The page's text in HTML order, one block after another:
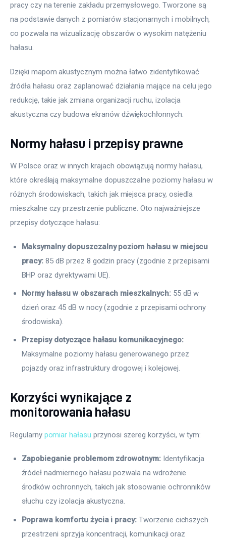
pracy czy na terenie zakładu przemysłowego. Tworzone są
na podstawie danych z pomiarów stacjonarnych i mobilnych,
co pozwala na wizualizację obszarów o wysokim natężeniu
hałasu.
Dzięki mapom akustycznym można łatwo zidentyfikować
źródła hałasu oraz zaplanować działania mające na celu jego
redukcję, takie jak zmiana organizacji ruchu, izolacja
akustyczna czy budowa ekranów dźwiękochłonnych.
Normy hałasu i przepisy prawne
W Polsce oraz w innych krajach obowiązują normy hałasu,
które określają maksymalne dopuszczalne poziomy hałasu w
różnych środowiskach, takich jak miejsca pracy, osiedla
mieszkalne czy przestrzenie publiczne. Oto najważniejsze
przepisy dotyczące hałasu:
Maksymalny dopuszczalny poziom hałasu w miejscu
pracy: 85 dB przez 8 godzin pracy (zgodnie z przepisami
BHP oraz dyrektywami UE).
Normy hałasu w obszarach mieszkalnych:55 dB w
dzień oraz 45 dB w nocy (zgodnie z przepisami ochrony
środowiska).
Przepisy dotyczące hałasu komunikacyjnego:
Maksymalne poziomy hałasu generowanego przez
pojazdy oraz infrastruktury drogowej i kolejowej.
Korzyści wynikające z
monitorowania hałasu
Regularny pomiar hałasu przynosi szereg korzyści, w tym:
Zapobieganie problemom zdrowotnym:Identyfikacja
źródeł nadmiernego hałasu pozwala na wdrożenie
środków ochronnych, takich jak stosowanie ochronników
słuchu czy izolacja akustyczna.
Poprawa komfortu życia i pracy: Tworzenie cichszych
przestrzeni sprzyja koncentracji, komunikacji oraz